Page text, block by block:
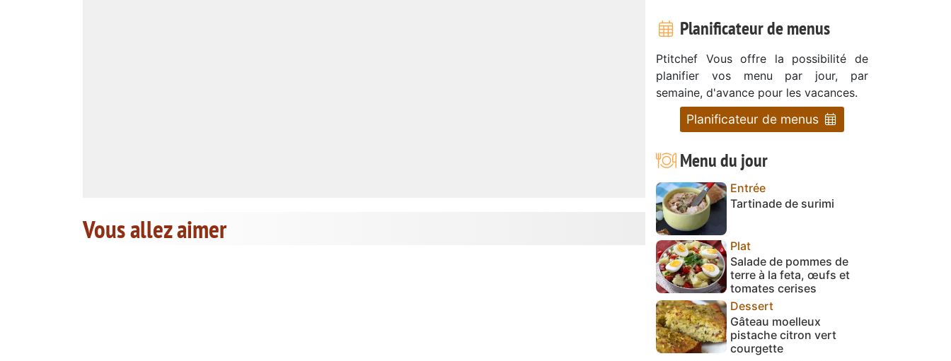
Vous allez aimer
Planificateur de menus
Ptitchef Vous offre la possibilité de
planifier vos menu par jour, par
semaine, d'avance pour les vacances.
Planificateur de menus
Menu du jour
Entrée
Tartinade de surimi
Plat
Salade de pommes de
terre à la feta, œufs et
tomates cerises
Dessert
Gâteau moelleux
pistache citron vert
courgette